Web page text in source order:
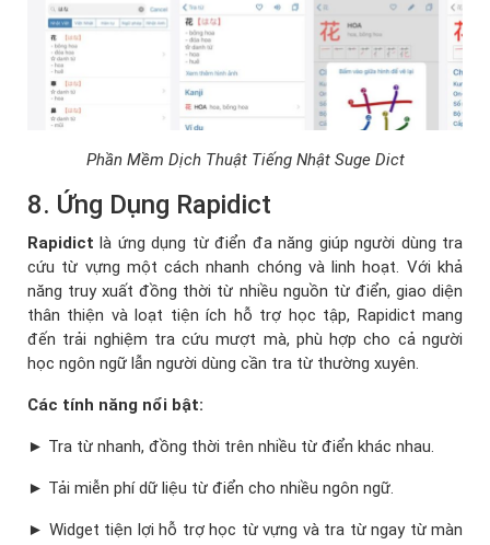
Phần Mềm Dịch Thuật Tiếng Nhật Suge Dict
8. Ứng Dụng Rapidict
Rapidict là ứng dụng từ điển đa năng giúp người dùng tra
cứu từ vựng một cách nhanh chóng và linh hoạt. Với khả
năng truy xuất đồng thời từ nhiều nguồn từ điển, giao diện
thân thiện và loạt tiện ích hỗ trợ học tập, Rapidict mang
đến trải nghiệm tra cứu mượt mà, phù hợp cho cả người
học ngôn ngữ lẫn người dùng cần tra từ thường xuyên.
Các tính năng nổi bật:
► Tra từ nhanh, đồng thời trên nhiều từ điển khác nhau.
► Tải miễn phí dữ liệu từ điển cho nhiều ngôn ngữ.
► Widget tiện lợi hỗ trợ học từ vựng và tra từ ngay từ màn